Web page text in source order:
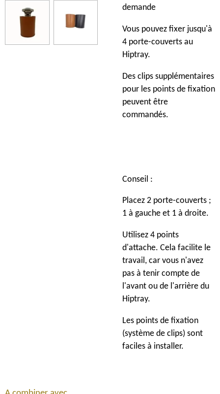
demande
Vous pouvez fixer jusqu'à
4 porte-couverts au
Hiptray.
Des clips supplémentaires
pour les points de fixation
peuvent être
commandés.
Conseil :
Placez 2 porte-couverts ;
1 à gauche et 1 à droite.
Utilisez 4 points
d'attache. Cela facilite le
travail, car vous n'avez
pas à tenir compte de
l'avant ou de l'arrière du
Hiptray.
Les points de fixation
(système de clips) sont
faciles à installer.